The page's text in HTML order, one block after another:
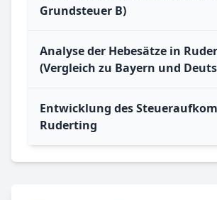
Grundsteuer B)
Analyse der Hebesätze in
(Vergleich zu Bayern und
Entwicklung des
Ruderting